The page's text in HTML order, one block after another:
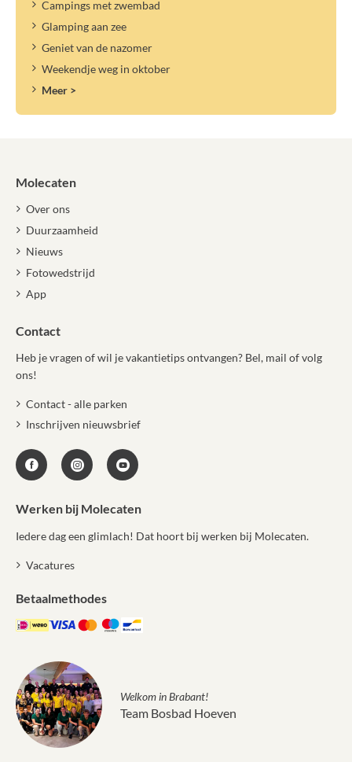
Campings met zwembad
Glamping aan zee
Geniet van de nazomer
Weekendje weg in oktober
Meer >
Molecaten
Over ons
Duurzaamheid
Nieuws
Fotowedstrijd
App
Contact
Heb je vragen of wil je vakantietips ontvangen? Bel, mail of volg
ons!
Contact - alle parken
Inschrijven nieuwsbrief
Werken bij Molecaten
Iedere dag een glimlach! Dat hoort bij werken bij Molecaten.
Vacatures
Betaalmethodes
Welkom in Brabant!
Team Bosbad Hoeven